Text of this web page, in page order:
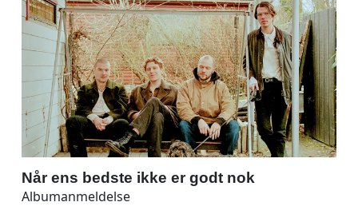
Når ens bedste ikke er godt nok
Albumanmeldelse